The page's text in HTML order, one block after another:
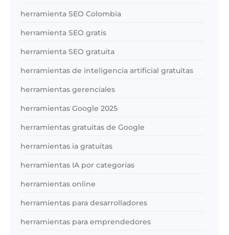
herramienta SEO Colombia
herramienta SEO gratis
herramienta SEO gratuita
herramientas de inteligencia artificial gratuitas
herramientas gerenciales
herramientas Google 2025
herramientas gratuitas de Google
herramientas ia gratuitas
herramientas IA por categorías
herramientas online
herramientas para desarrolladores
herramientas para emprendedores